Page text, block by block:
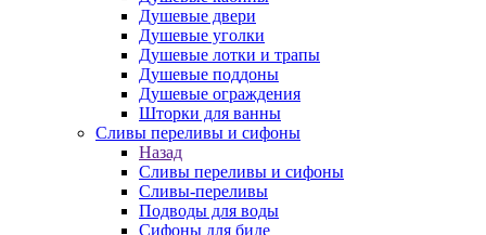
Душевые двери
Душевые уголки
Душевые лотки и трапы
Душевые поддоны
Душевые ограждения
Шторки для ванны
Сливы переливы и сифоны
Назад
Сливы переливы и сифоны
Сливы-переливы
Подводы для воды
Сифоны для биде